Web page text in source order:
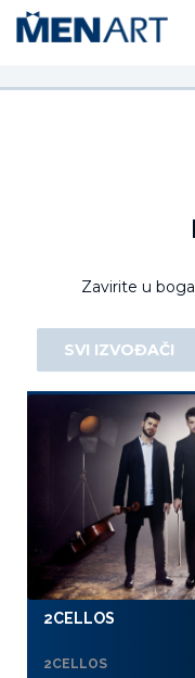
Zavirite u
SVI IZVOĐAČI
2CELLOS
2CELLOS